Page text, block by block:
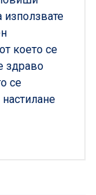
което се
здраво
се